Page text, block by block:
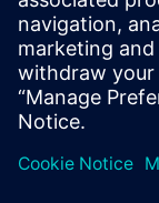
Se precisar de
formação, por
clique no link
pessoais e, em
Fornecer